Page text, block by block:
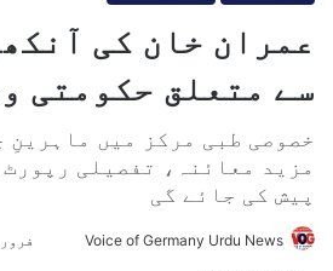
عمران خان کی
سے متعلق حکومتی
خصوصی طبی مرکز میں ماہرینِ
مزید معائنہ، تفصیلی
پیش کی جائے گی
Voice of Germany Urdu News فروری 14,